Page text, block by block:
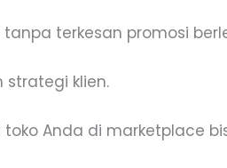
terkesan promosi
klien.
Anda di marketplace